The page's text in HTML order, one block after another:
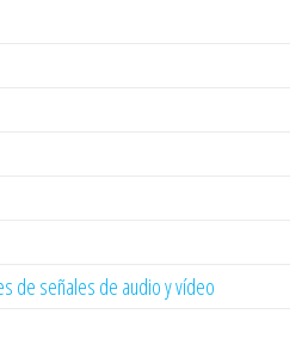
de señales de audio y vídeo